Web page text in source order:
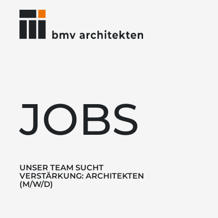
JOBS
UNSER TEAM SUCHT
VERSTÄRKUNG: ARCHITEKTEN
(M/W/D)